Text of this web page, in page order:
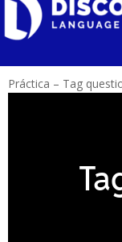
Práctica – Tag